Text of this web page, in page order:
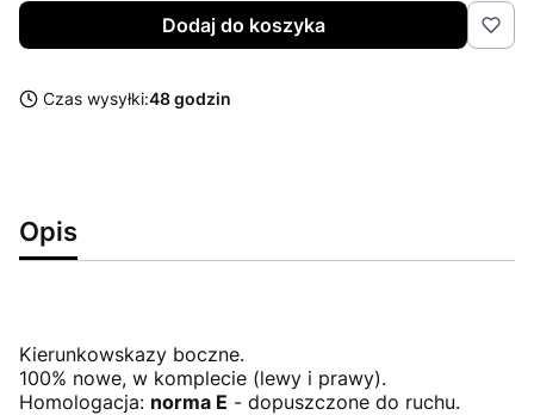
Dodaj do koszyka
Czas wysyłki:48 godzin
Opis
Kierunkowskazy boczne.
100% nowe, w komplecie (lewy i prawy).
Homologacja: norma E - dopuszczone do ruchu.